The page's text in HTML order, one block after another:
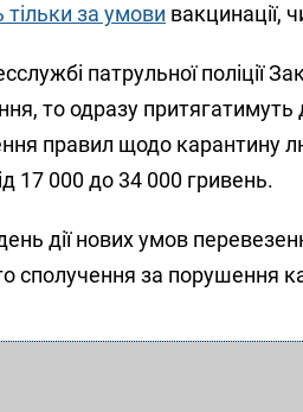
за умови вакцинації,
патрульної поліції
то одразу притягатимуть
правил щодо
17 000 до 34 000 гривень.
дії нових умов
сполучення за порушення